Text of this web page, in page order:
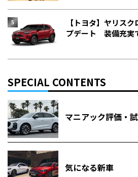
【トヨタ】ヤリス
プデート 装備充実
SPECIAL CONTENTS
マニアック評価・
気になる新車